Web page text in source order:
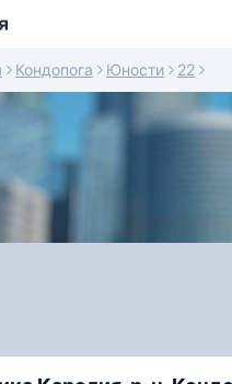
Кондопога Юности 22